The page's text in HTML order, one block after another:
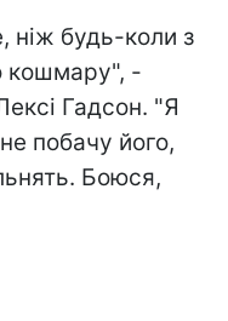
ніж будь-коли з
кошмару", -
Гадсон. "Я
побачу його,
Боюся,